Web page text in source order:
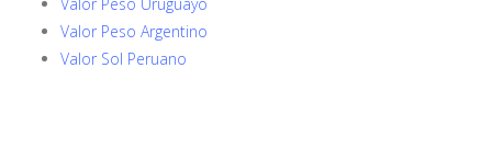
Valor Peso Argentino
Valor Sol Peruano